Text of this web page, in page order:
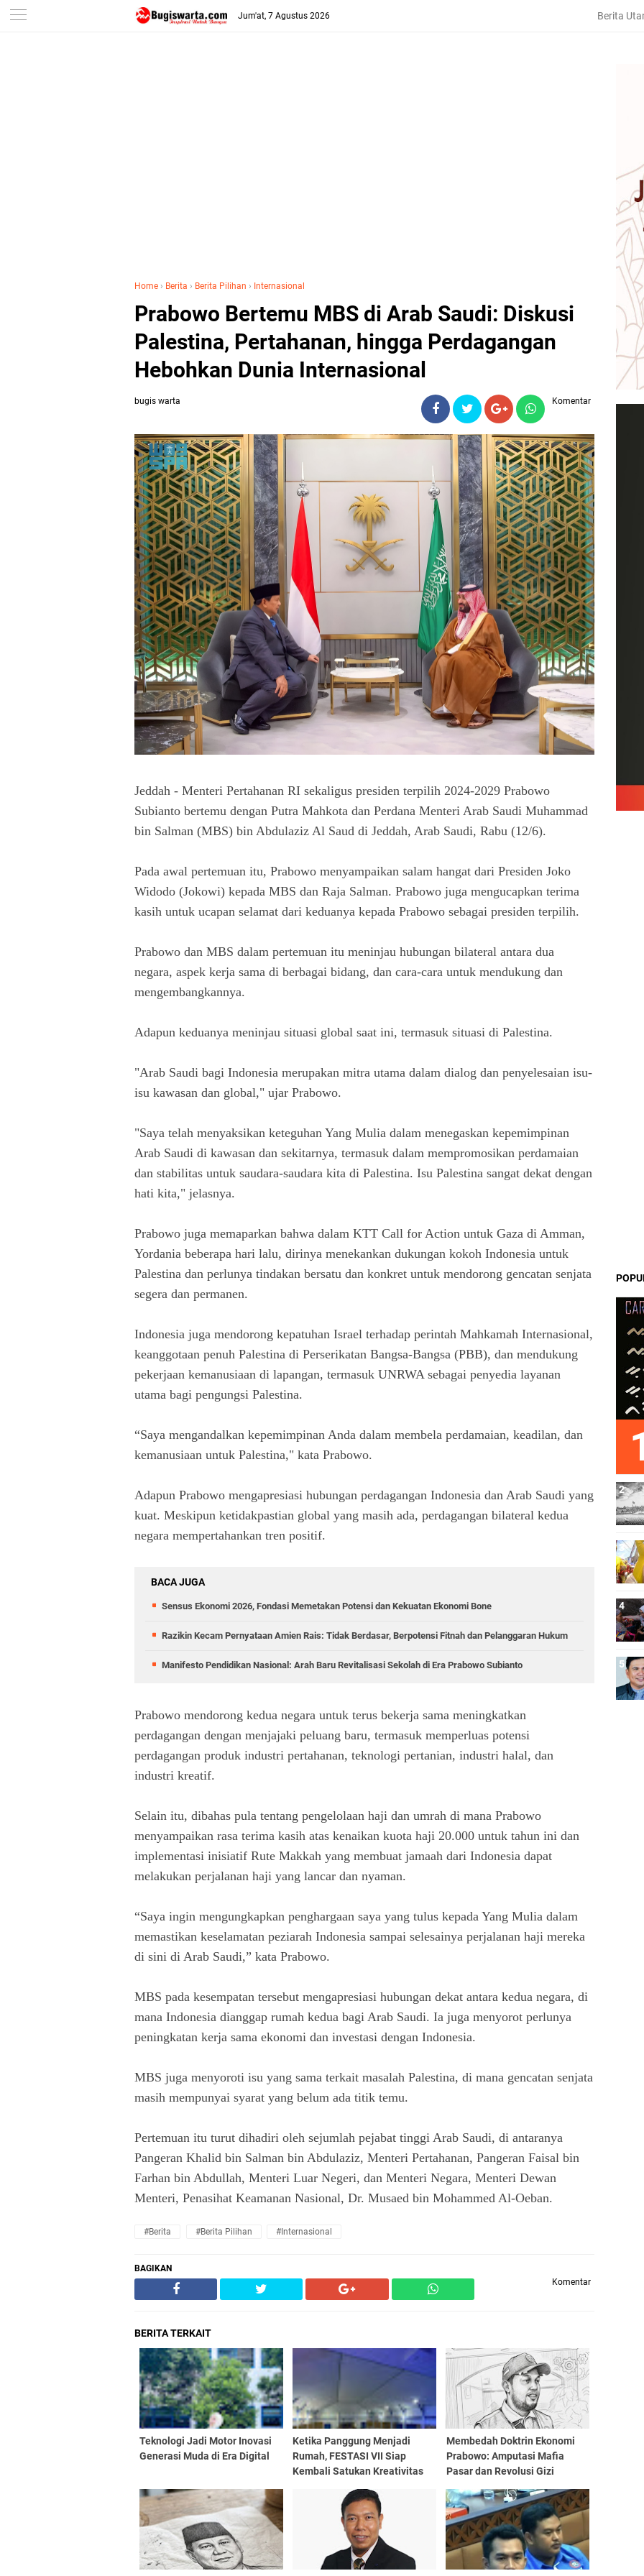
-->
Jum'at, 7 Agustus 2026 Berita
Home › Berita › Berita Pilihan › Internasional
Prabowo Bertemu MBS di Arab Saudi: Diskusi
Palestina, Pertahanan, hingga Perdagangan
Hebohkan Dunia Internasional
bugis warta Komentar
Jeddah - Menteri Pertahanan RI sekaligus presiden terpilih 2024-2029 Prabowo
Subianto bertemu dengan Putra Mahkota dan Perdana Menteri Arab Saudi Muhammad
bin Salman (MBS) bin Abdulaziz Al Saud di Jeddah, Arab Saudi, Rabu (12/6).
Pada awal pertemuan itu, Prabowo menyampaikan salam hangat dari Presiden Joko
Widodo (Jokowi) kepada MBS dan Raja Salman. Prabowo juga mengucapkan terima
kasih untuk ucapan selamat dari keduanya kepada Prabowo sebagai presiden terpilih.
Prabowo dan MBS dalam pertemuan itu meninjau hubungan bilateral antara dua
negara, aspek kerja sama di berbagai bidang, dan cara-cara untuk mendukung dan
mengembangkannya.
Adapun keduanya meninjau situasi global saat ini, termasuk situasi di Palestina.
"Arab Saudi bagi Indonesia merupakan mitra utama dalam dialog dan penyelesaian isu-
isu kawasan dan global," ujar Prabowo.
"Saya telah menyaksikan keteguhan Yang Mulia dalam menegaskan kepemimpinan
Arab Saudi di kawasan dan sekitarnya, termasuk dalam mempromosikan perdamaian
dan stabilitas untuk saudara-saudara kita di Palestina. Isu Palestina sangat dekat dengan
hati kita," jelasnya.
Prabowo juga memaparkan bahwa dalam KTT Call for Action untuk Gaza di Amman,
Yordania beberapa hari lalu, dirinya menekankan dukungan kokoh Indonesia untuk
Palestina dan perlunya tindakan bersatu dan konkret untuk mendorong gencatan senjata
segera dan permanen.
Indonesia juga mendorong kepatuhan Israel terhadap perintah Mahkamah Internasional,
keanggotaan penuh Palestina di Perserikatan Bangsa-Bangsa (PBB), dan mendukung
pekerjaan kemanusiaan di lapangan, termasuk UNRWA sebagai penyedia layanan
utama bagi pengungsi Palestina.
“Saya mengandalkan kepemimpinan Anda dalam membela perdamaian, keadilan, dan
kemanusiaan untuk Palestina," kata Prabowo.
Adapun Prabowo mengapresiasi hubungan perdagangan Indonesia dan Arab Saudi yang
kuat. Meskipun ketidakpastian global yang masih ada, perdagangan bilateral kedua
negara mempertahankan tren positif.
BACA JUGA
Sensus Ekonomi 2026, Fondasi Memetakan Potensi dan Kekuatan Ekonomi Bone
Razikin Kecam Pernyataan Amien Rais: Tidak Berdasar, Berpotensi Fitnah dan Pelanggaran Hukum
Manifesto Pendidikan Nasional: Arah Baru Revitalisasi Sekolah di Era Prabowo Subianto
Prabowo mendorong kedua negara untuk terus bekerja sama meningkatkan
perdagangan dengan menjajaki peluang baru, termasuk memperluas potensi
perdagangan produk industri pertahanan, teknologi pertanian, industri halal, dan
industri kreatif.
Selain itu, dibahas pula tentang pengelolaan haji dan umrah di mana Prabowo
menyampaikan rasa terima kasih atas kenaikan kuota haji 20.000 untuk tahun ini dan
implementasi inisiatif Rute Makkah yang membuat jamaah dari Indonesia dapat
melakukan perjalanan haji yang lancar dan nyaman.
“Saya ingin mengungkapkan penghargaan saya yang tulus kepada Yang Mulia dalam
memastikan keselamatan peziarah Indonesia sampai selesainya perjalanan haji mereka
di sini di Arab Saudi,” kata Prabowo.
MBS pada kesempatan tersebut mengapresiasi hubungan dekat antara kedua negara, di
mana Indonesia dianggap rumah kedua bagi Arab Saudi. Ia juga menyorot perlunya
peningkatan kerja sama ekonomi dan investasi dengan Indonesia.
MBS juga menyoroti isu yang sama terkait masalah Palestina, di mana gencatan senjata
masih mempunyai syarat yang belum ada titik temu.
Pertemuan itu turut dihadiri oleh sejumlah pejabat tinggi Arab Saudi, di antaranya
Pangeran Khalid bin Salman bin Abdulaziz, Menteri Pertahanan, Pangeran Faisal bin
Farhan bin Abdullah, Menteri Luar Negeri, dan Menteri Negara, Menteri Dewan
Menteri, Penasihat Keamanan Nasional, Dr. Musaed bin Mohammed Al-Oeban.
#Berita #Berita Pilihan #Internasional
BAGIKAN
Komentar
BERITA TERKAIT
Teknologi Jadi Motor Inovasi
Generasi Muda di Era Digital
Ketika Panggung Menjadi
Rumah, FESTASI VII Siap
Kembali Satukan Kreativitas
Mahasiswa Tari Se-Sulselbar
Membedah Doktrin Ekonomi
Prabowo: Amputasi Mafia
Pasar dan Revolusi Gizi
Generasi Emas